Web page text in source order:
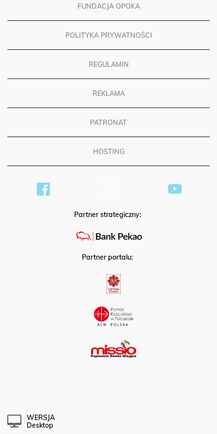
FUNDACJA OPOKA
POLITYKA PRYWATNOŚCI
REGULAMIN
REKLAMA
PATRONAT
HOSTING
Partner strategiczny:
Partner portalu:
WERSJA
Desktop